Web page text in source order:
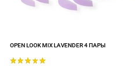
OPEN LOOK MIX LAVENDER 4 ПАРЫ